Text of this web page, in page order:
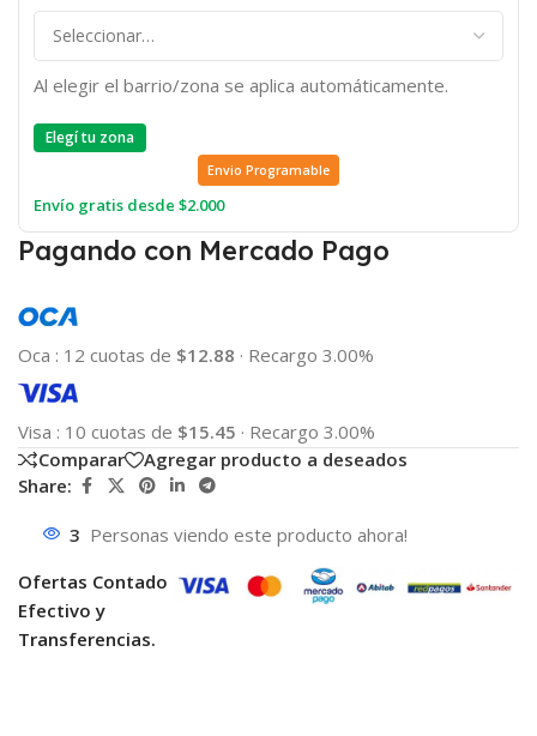
Al elegir el barrio/zona se aplica automáticamente.
Elegí tu zona
Envio Programable
Envío gratis desde $2.000
Pagando con Mercado Pago
Oca : 12 cuotas de $12.88 · Recargo 3.00%
Visa : 10 cuotas de $15.45 · Recargo 3.00%
Comparar
Agregar producto a deseados
Share:
3 Personas viendo este producto ahora!
Ofertas Contado
Efectivo y
Transferencias.